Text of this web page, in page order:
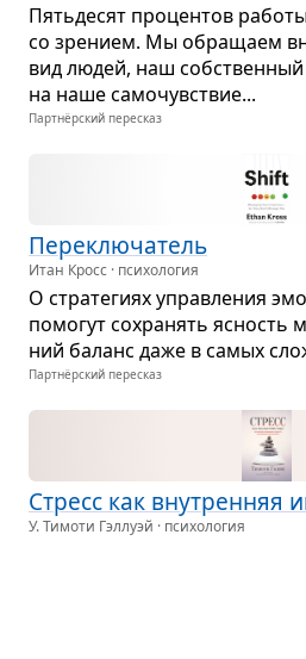
Пять­де­сят про­цен­тов
со зре­нием. Мы обра­щаем
вид людей, наш
на наше само­чув­ствие...
Партнёрский пересказ
Пере­клю­ча­тель
Итан Кросс · психология
О стра­те­гиях управ­ле­ния
помо­гут сохра­нять
ний баланс даже в самых
Партнёрский пересказ
Стресс как вну­трен­няя
У. Тимоти Гэллуэй · психология